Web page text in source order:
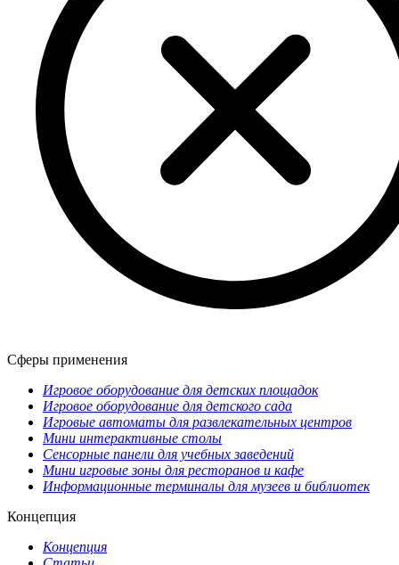
Сферы применения
Игровое оборудование для детских площадок
Игровое оборудование для детского сада
Игровые автоматы для развлекательных центров
Мини интерактивные столы
Сенсорные панели для учебных заведений
Мини игровые зоны для ресторанов и кафе
Информационные терминалы для музеев и библиотек
Концепция
Концепция